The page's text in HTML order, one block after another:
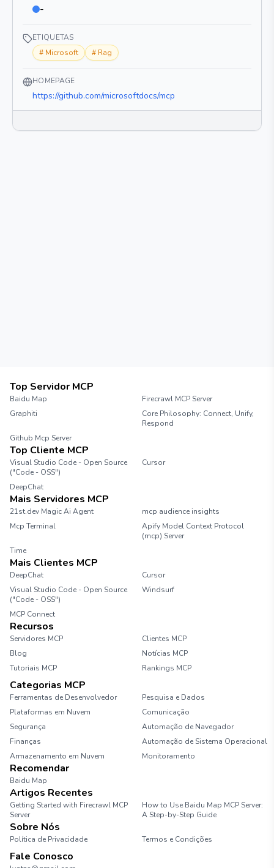
-
ETIQUETAS
# Microsoft # Rag
HOMEPAGE
https://github.com/microsoftdocs/mcp
Top Servidor MCP
Baidu Map
Firecrawl MCP Server
Graphiti
Core Philosophy: Connect, Unify,
Respond
Github Mcp Server
Top Cliente MCP
Visual Studio Code - Open Source
("Code - OSS")
Cursor
DeepChat
Mais Servidores MCP
21st.dev Magic Ai Agent
mcp audience insights
Mcp Terminal
Apify Model Context Protocol
(mcp) Server
Time
Mais Clientes MCP
DeepChat
Cursor
Visual Studio Code - Open Source
("Code - OSS")
Windsurf
MCP Connect
Recursos
Servidores MCP
Clientes MCP
Blog
Notícias MCP
Tutoriais MCP
Rankings MCP
Categorias MCP
Ferramentas de Desenvolvedor
Pesquisa e Dados
Plataformas em Nuvem
Comunicação
Segurança
Automação de Navegador
Finanças
Automação de Sistema Operacional
Armazenamento em Nuvem
Monitoramento
Recomendar
Baidu Map
Artigos Recentes
Getting Started with Firecrawl MCP
Server
How to Use Baidu Map MCP Server:
A Step-by-Step Guide
Sobre Nós
Política de Privacidade Termos e Condições
Fale Conosco